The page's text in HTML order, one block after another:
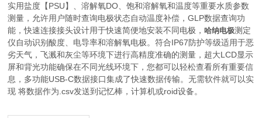
实用盐度【PSU】、溶解氧DO、饱和溶解氧和温度等重要水质参数
测量，允许用户随时查询电极状态自动温度补偿，GLP数据查询功
能，快速连接接头设计用于快速简便地安装不同电极，哈纳电极测定
仪自动识别酸度、电导率和溶解氧电极。符合IP67防护等级适用于恶
劣天气，飞溅和灰尘等环境下进行高精度准确的测量，超大LCD显示
屏和背光功能确保在不同光线环境下，您都可以轻松查看所有重要信
息，多功能USB-C数据接口集成了快速数据传输。无需软件就可以实
现 将数据作为.csv发送到记忆棒，计算机或roid设备。